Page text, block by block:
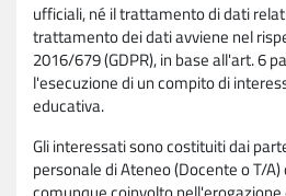
ufficiali, né il trattamento di dati
trattamento dei dati avviene nel
2016/679 (GDPR), in base all'art. 6
l'esecuzione di un compito di
educativa.
Gli interessati sono costituiti dai
personale di Ateneo (Docente o T/